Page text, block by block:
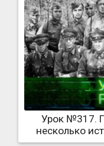
Урок №317.
несколько